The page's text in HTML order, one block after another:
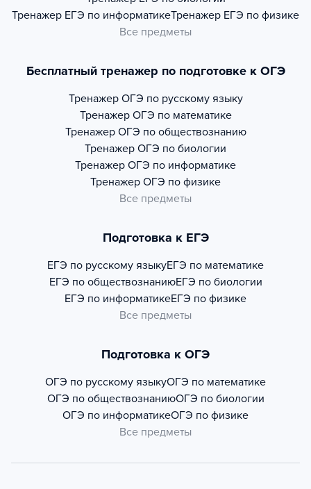
Тренажер ЕГЭ по информатикеТренажер ЕГЭ по физике
Все предметы
Бесплатный тренажер по подготовке к ОГЭ
Тренажер ОГЭ по русскому языку
Тренажер ОГЭ по математике
Тренажер ОГЭ по обществознанию
Тренажер ОГЭ по биологии
Тренажер ОГЭ по информатике
Тренажер ОГЭ по физике
Все предметы
Подготовка к ЕГЭ
ЕГЭ по русскому языкуЕГЭ по математике
ЕГЭ по обществознаниюЕГЭ по биологии
ЕГЭ по информатикеЕГЭ по физике
Все предметы
Подготовка к ОГЭ
ОГЭ по русскому языкуОГЭ по математике
ОГЭ по обществознаниюОГЭ по биологии
ОГЭ по информатикеОГЭ по физике
Все предметы